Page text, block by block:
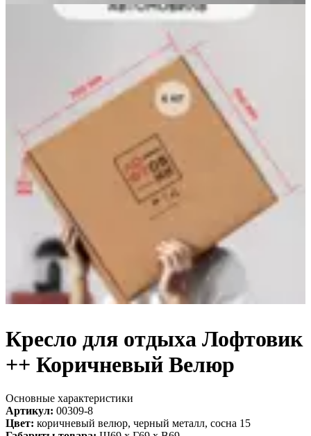
Кресло для отдыха Лофтовик
++ Коричневый Велюр
Основные характеристики
Артикул: 00309-8
Цвет: коричневый велюр, черный металл, сосна 15